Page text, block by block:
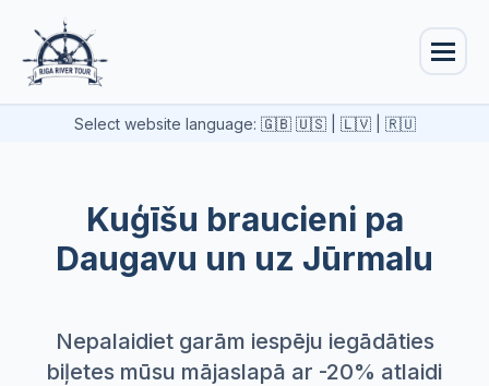
Select website language: 🇬🇧 🇺🇸| 🇱🇻| 🇷🇺
Kuģīšu braucieni pa
Daugavu un uz Jūrmalu
Nepalaidiet garām iespēju iegādāties
biļetes mūsu mājaslapā ar -20% atlaidi